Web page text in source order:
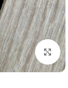
to enlarge